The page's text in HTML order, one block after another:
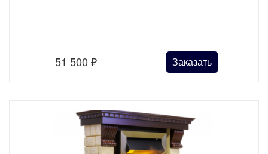
51 500₽ Заказать